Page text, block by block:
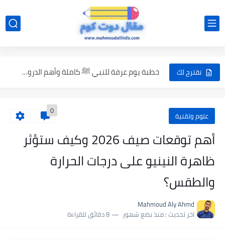
نقترح لك
أهم توقعات صيف 2026 وكيف ستؤثر ظاهرة النينيو على درجات...
خطبة يوم عرفة للنبي ﷺ كاملة وأهم الدروس المستفادة منها
ماذا قال الرسول عن يوم عرفة؟ أبرز أحاديث يوم عرفة...
فضل المساهمة في تعليم القرآن
علوم وتقنية 0
أهم توقعات صيف 2026 وكيف ستؤثر
ظاهرة النينيو على درجات الحرارة
والطقس؟
Mahmoud Aly Ahmd
اخر تحديث :منذ بضع شهور 8 دقائق للقراءة